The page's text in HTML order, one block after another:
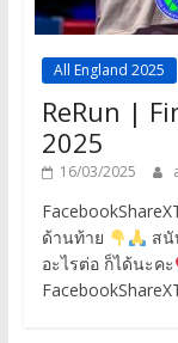
All England 2025
ReRun |
2025
16/03/2025
ด้านท้าย
สนั
อะไรต่อ ก็ได้นะคะ